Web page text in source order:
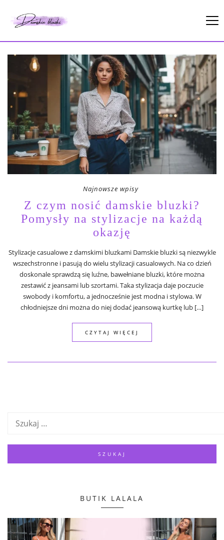
Najnowsze wpisy
Z czym nosić damskie bluzki?
Pomysły na stylizacje na każdą
okazję
Stylizacje casualowe z damskimi bluzkami Damskie bluzki są niezwykle
wszechstronne i pasują do wielu stylizacji casualowych. Na co dzień
doskonale sprawdzą się luźne, bawełniane bluzki, które można
zestawić z jeansami lub szortami. Taka stylizacja daje poczucie
swobody i komfortu, a jednocześnie jest modna i stylowa. W
chłodniejsze dni można do niej dodać jeansową kurtkę lub […]
CZYTAJ WIĘCEJ
BUTIK LALALA